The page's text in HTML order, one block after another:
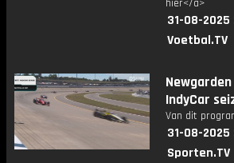
hier</a>
31-08-2025
Voetbal.TV
IndyCar
Van dit
31-08-2025
Sporten.TV